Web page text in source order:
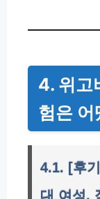
4. 위고
험은 어
4.1. [후
대 여성,